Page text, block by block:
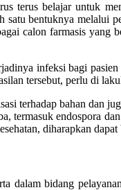
terus belajar untuk
bentuknya melalui
calon farmasis
infeksi bagi
tersebut, perlu di
terhadap bahan dan
termasuk endospora
diharapkan
dalam bidang